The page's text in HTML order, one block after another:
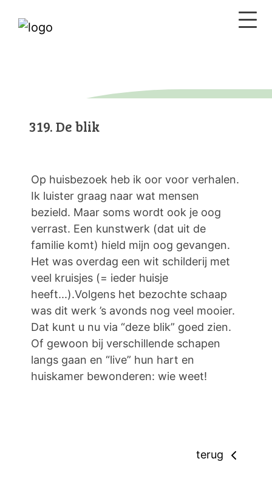
319. De blik
Op huisbezoek heb ik oor voor verhalen.
Ik luister graag naar wat mensen
bezield. Maar soms wordt ook je oog
verrast. Een kunstwerk (dat uit de
familie komt) hield mijn oog gevangen.
Het was overdag een wit schilderij met
veel kruisjes (= ieder huisje
heeft...).Volgens het bezochte schaap
was dit werk ’s avonds nog veel mooier.
Dat kunt u nu via “deze blik” goed zien.
Of gewoon bij verschillende schapen
langs gaan en “live” hun hart en
huiskamer bewonderen: wie weet!
terug